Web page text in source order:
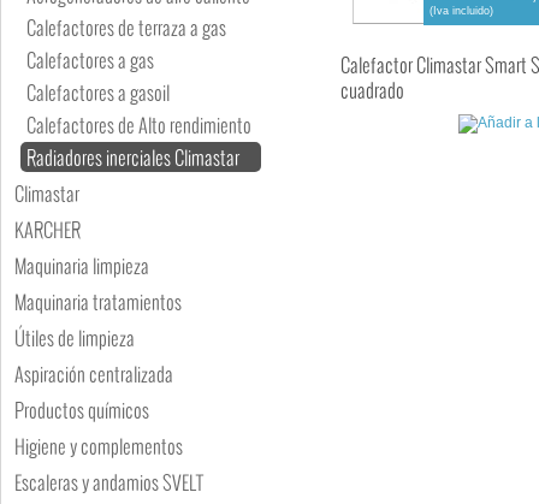
Calefactores de terraza a gas
Calefactores a gas
Calefactores a gasoil
Calefactores de Alto rendimiento
Radiadores inerciales Climastar
Climastar
KARCHER
Maquinaria limpieza
Maquinaria tratamientos
Útiles de limpieza
Aspiración centralizada
Productos químicos
Higiene y complementos
Escaleras y andamios SVELT
Calefactor Climastar Smart
cuadrado
(Iva incluido)